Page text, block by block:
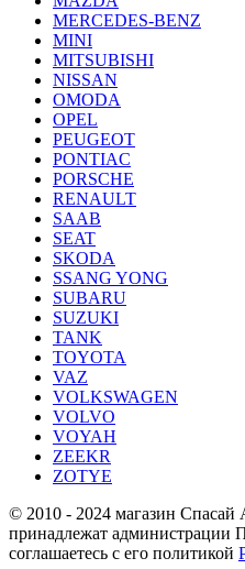
MERCEDES-BENZ
MINI
MITSUBISHI
NISSAN
OMODA
OPEL
PEUGEOT
PONTIAC
PORSCHE
RENAULT
SAAB
SEAT
SKODA
SSANG YONG
SUBARU
SUZUKI
TANK
TOYOTA
VAZ
VOLKSWAGEN
VOLVO
VOYAH
ZEEKR
ZOTYE
© 2010 - 2024 магазин Спасай
принадлежат администрации
соглашаетесь с его политикой